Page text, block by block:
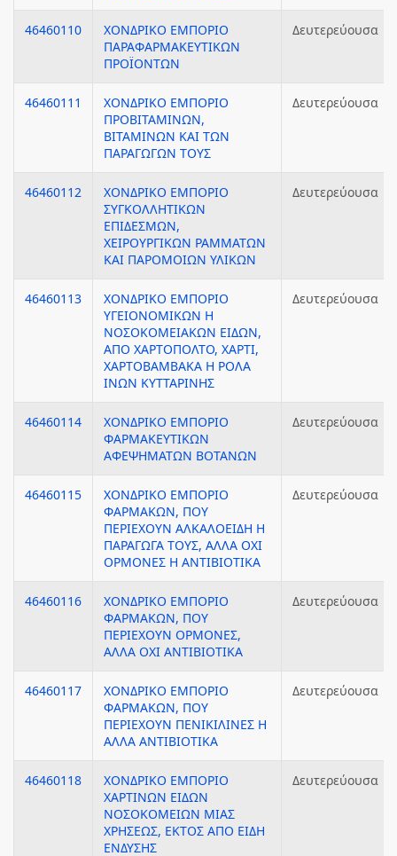
46460110
ΧΟΝΔΡΙΚΟ ΕΜΠΟΡΙΟ
ΠΑΡΑΦΑΡΜΑΚΕΥΤΙΚΩΝ
ΠΡΟΪΟΝΤΩΝ
Δευτερεύουσα
46460111
ΧΟΝΔΡΙΚΟ ΕΜΠΟΡΙΟ
ΠΡΟΒΙΤΑΜΙΝΩΝ,
ΒΙΤΑΜΙΝΩΝ ΚΑΙ ΤΩΝ
ΠΑΡΑΓΩΓΩΝ ΤΟΥΣ
Δευτερεύουσα
46460112
ΧΟΝΔΡΙΚΟ ΕΜΠΟΡΙΟ
ΣΥΓΚΟΛΛΗΤΙΚΩΝ
ΕΠΙΔΕΣΜΩΝ,
ΧΕΙΡΟΥΡΓΙΚΩΝ ΡΑΜΜΑΤΩΝ
ΚΑΙ ΠΑΡΟΜΟΙΩΝ ΥΛΙΚΩΝ
Δευτερεύουσα
46460113
ΧΟΝΔΡΙΚΟ ΕΜΠΟΡΙΟ
ΥΓΕΙΟΝΟΜΙΚΩΝ Η
ΝΟΣΟΚΟΜΕΙΑΚΩΝ ΕΙΔΩΝ,
ΑΠΟ ΧΑΡΤΟΠΟΛΤΟ, ΧΑΡΤΙ,
ΧΑΡΤΟΒΑΜΒΑΚΑ Η ΡΟΛΑ
ΙΝΩΝ ΚΥΤΤΑΡΙΝΗΣ
Δευτερεύουσα
46460114
ΧΟΝΔΡΙΚΟ ΕΜΠΟΡΙΟ
ΦΑΡΜΑΚΕΥΤΙΚΩΝ
ΑΦΕΨΗΜΑΤΩΝ ΒΟΤΑΝΩΝ
Δευτερεύουσα
46460115
ΧΟΝΔΡΙΚΟ ΕΜΠΟΡΙΟ
ΦΑΡΜΑΚΩΝ, ΠΟΥ
ΠΕΡΙΕΧΟΥΝ ΑΛΚΑΛΟΕΙΔΗ Η
ΠΑΡΑΓΩΓΑ ΤΟΥΣ, ΑΛΛΑ ΟΧΙ
ΟΡΜΟΝΕΣ Η ΑΝΤΙΒΙΟΤΙΚΑ
Δευτερεύουσα
46460116
ΧΟΝΔΡΙΚΟ ΕΜΠΟΡΙΟ
ΦΑΡΜΑΚΩΝ, ΠΟΥ
ΠΕΡΙΕΧΟΥΝ ΟΡΜΟΝΕΣ,
ΑΛΛΑ ΟΧΙ ΑΝΤΙΒΙΟΤΙΚΑ
Δευτερεύουσα
46460117
ΧΟΝΔΡΙΚΟ ΕΜΠΟΡΙΟ
ΦΑΡΜΑΚΩΝ, ΠΟΥ
ΠΕΡΙΕΧΟΥΝ ΠΕΝΙΚΙΛΙΝΕΣ Η
ΑΛΛΑ ΑΝΤΙΒΙΟΤΙΚΑ
Δευτερεύουσα
46460118
ΧΟΝΔΡΙΚΟ ΕΜΠΟΡΙΟ
ΧΑΡΤΙΝΩΝ ΕΙΔΩΝ
ΝΟΣΟΚΟΜΕΙΩΝ ΜΙΑΣ
ΧΡΗΣΕΩΣ, ΕΚΤΟΣ ΑΠΟ ΕΙΔΗ
ΕΝΔΥΣΗΣ
Δευτερεύουσα